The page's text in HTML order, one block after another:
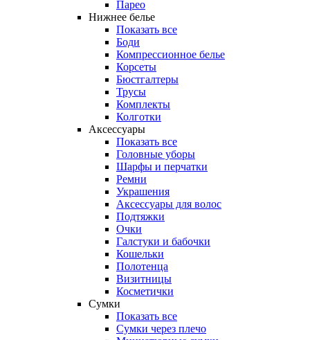
Парео
Нижнее белье
Показать все
Боди
Компрессионное белье
Корсеты
Бюстгалтеры
Трусы
Комплекты
Колготки
Аксессуары
Показать все
Головные уборы
Шарфы и перчатки
Ремни
Украшения
Аксессуары для волос
Подтяжки
Очки
Галстуки и бабочки
Кошельки
Полотенца
Визитницы
Косметички
Сумки
Показать все
Сумки через плечо